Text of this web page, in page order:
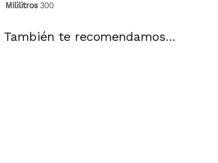
Mililitros 300
También te recomendamos…